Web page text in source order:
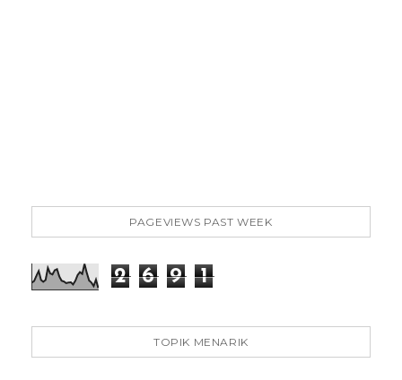
PAGEVIEWS PAST WEEK
2 6 9 1
TOPIK MENARIK